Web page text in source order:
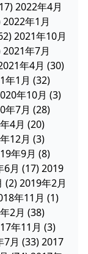
2022年4月
年1月
2021年10月
年7月
年4月 (30)
年1月 (32)
年10月 (3)
年7月 (28)
4月 (20)
12月 (3)
年9月 (8)
6月 (17) 2019
(2) 2019年2月
年11月 (1)
2月 (38)
年11月 (3)
7月 (33) 2017